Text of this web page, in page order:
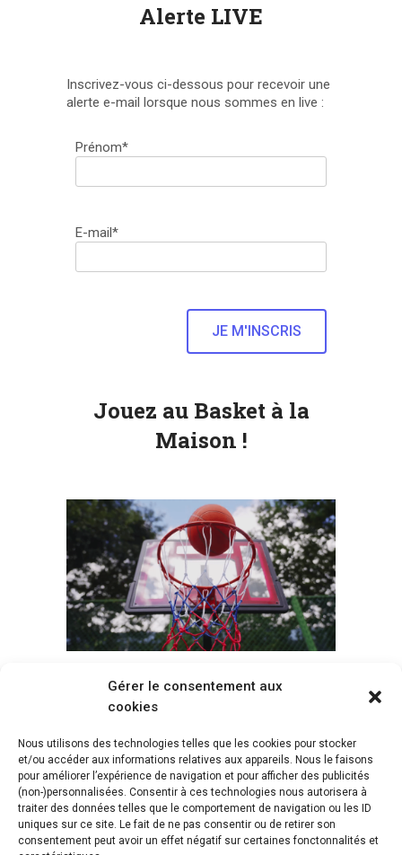
Gérer le consentement aux
cookies
Nous utilisons des technologies telles que les cookies pour stocker
et/ou accéder aux informations relatives aux appareils. Nous le faisons
pour améliorer l’expérience de navigation et pour afficher des publicités
(non-)personnalisées. Consentir à ces technologies nous autorisera à
traiter des données telles que le comportement de navigation ou les ID
uniques sur ce site. Le fait de ne pas consentir ou de retirer son
consentement peut avoir un effet négatif sur certaines fonctonnalités et
Alerte LIVE
Inscrivez-vous ci-dessous pour recevoir une
alerte e-mail lorsque nous sommes en live :
Prénom*
E-mail*
Jouez au Basket à la
Maison !
Voir tous les paniers